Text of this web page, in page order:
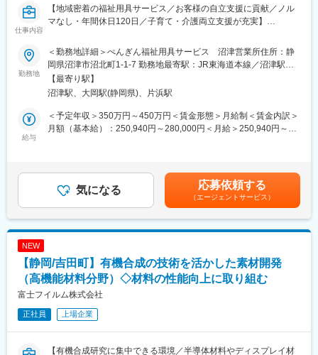
■組織構成
複数施設を統括するマネジメント体制の強化を進めており、役員
■業務の魅力
・役員直下で事業運営全体に関われる
・成果次第で運営本部責任者などキャリアアップ機会あり
・社会貢献性が高い領域で非連続な事業成長を経験できる
■教育体制
入社時研修やOJTをはじめ、マネジメント研修・現場サポート体
■就業環境
エリア担当制で、担当施設への直行直帰も可能です。完全週休二
日制、年間休日122日。育児・介護休暇取得実績あり。
■想定されるキャリアパス
■企業の特徴/魅力
安定した基盤と変革の余白が同居する事業環境で、組織・事業成
長にダイナミックに関われます。
仕事内容
【地域密着の福祉用具サービス／お客様の自立支援に貢献／ノル
マなし・年間休日120日／子育て・介護両立支援が充実】
当社の『ぺんぎん福祉用具サービス沼津営業所』にて、福祉用具
の専門相談員を募集いたします。お客様やご家族、ケアマネジャ
ーと連携し、最適な福祉用具や住宅改修の提案を通して、お客様
の自立した生活をサポートする役割です。お客様の生活課題に寄
り添いながら、心身状況や住環境を考慮したご提案、納品、アフ
ターフォローまで一貫して担当します。
実績・ノルマなどはございません。
上の悩みやご要望を丁寧にヒアリング
・杖や車椅子、ベッドなど福祉用具の選定・ご案内
・住宅改修のご提案や手配
■就業環境
・経験豊富な相談員が在籍し、男女問わず活躍できる職場です。
入社後は社内業務フローや書類作成などを丁寧にレクチャーし、
スムーズに業務に取り組めるようサポートします。
・年間休日120日/土日休みが基本となります。お客様対応、社内
勤務地
＜勤務地詳細＞ぺんぎん福祉用具サービス 沼津営業所住所：静
岡県沼津市沼北町1-1-7 勤務地最寄駅：JR東海道本線／沼津駅受
動喫煙対策：敷地内喫煙可能場所あり変更の範囲：会社の定める
事業所
【最寄り駅】
沼津駅、大岡駅(静岡県)、片浜駅
給与
＜予定年収＞350万円～450万円＜賃金形態＞月給制＜賃金内訳＞
月額（基本給）：250,940円～280,000円＜月給＞250,940円～
月）■決算賞与支給（業績により支給されない年度もあり）賃金は
あくまでも目安の金額であり、選考を通じて上下する可能性があ
ります。月給(月額)は固定手当を含めた表記です。
気になる 応募依頼する
（エージェントサービス）
NEW
【静岡/吉田町】有機合成の技術を活かした素材開発
（高機能材料分野）◇材料の性能向上に取り組む
富士フイルム株式会社
正社員 上場企業
【有機合成研究に集中できる環境／半導体材料やディスプレイ材